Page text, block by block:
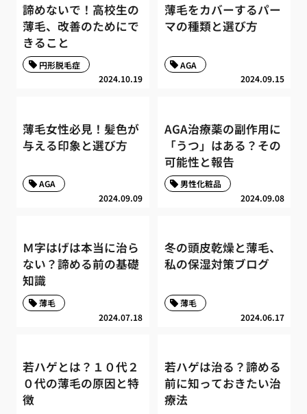
諦めないで！高校生の
薄毛、改善のためにで
きること
2024.10.19
円形脱毛症
薄毛をカバーするパー
マの種類と選び方
2024.09.15
AGA
薄毛女性必見！髪色が
与える印象と選び方
2024.09.09
AGA
AGA治療薬の副作用に
「うつ」はある？その
可能性と報告
2024.09.08
男性化粧品
Ｍ字はげは本当に治ら
ない？諦める前の基礎
知識
2024.07.18
薄毛
冬の頭皮乾燥と薄毛、
私の保湿対策ブログ
2024.06.17
薄毛
若ハゲとは？１０代２
０代の薄毛の原因と特
徴
若ハゲは治る？諦める
前に知っておきたい治
療法